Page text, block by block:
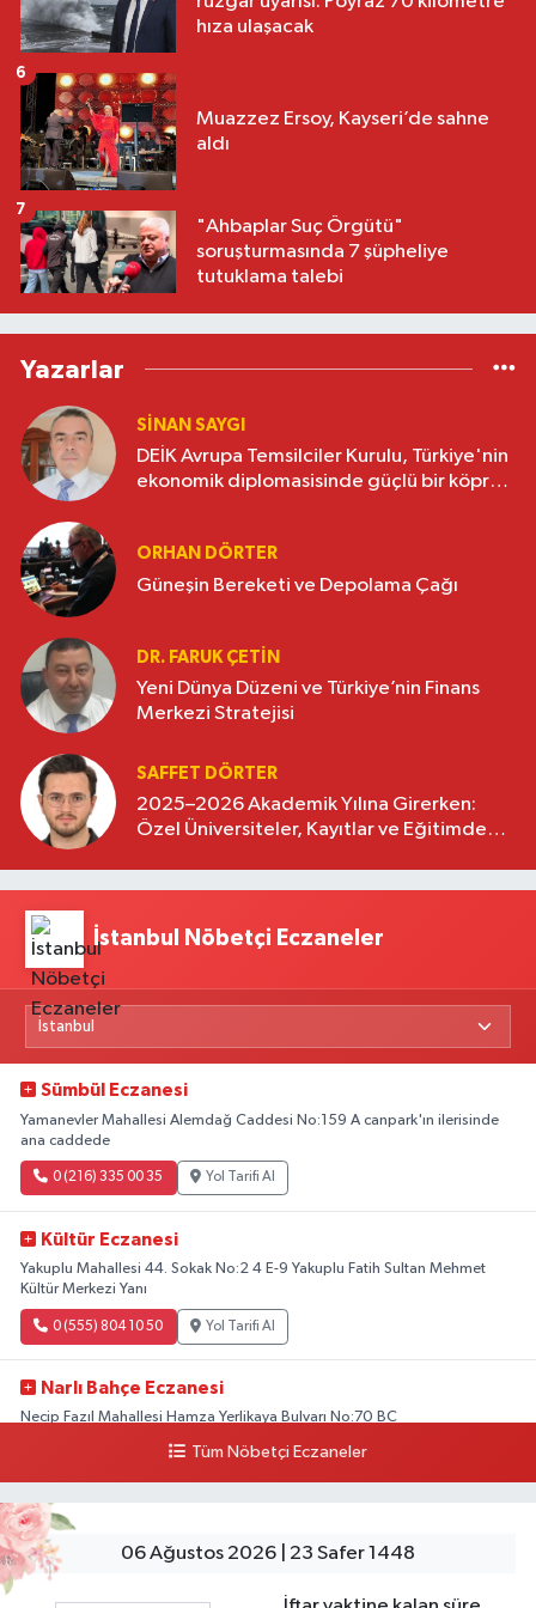
hıza ulaşacak
Muazzez Ersoy, Kayseri’de sahne
aldı
6
"Ahbaplar Suç Örgütü"
soruşturmasında 7 şüpheliye
tutuklama talebi
7
Yazarlar
SINAN SAYGI
DEİK Avrupa Temsilciler Kurulu, Türkiye'nin
ekonomik diplomasisinde güçlü bir köprü
ORHAN DÖRTER
Güneşin Bereketi ve Depolama Çağı
DR. FARUK ÇETİN
Yeni Dünya Düzeni ve Türkiye’nin Finans
Merkezi Stratejisi
SAFFET DÖRTER
2025–2026 Akademik Yılına Girerken:
Özel Üniversiteler, Kayıtlar ve Eğitimde
İstanbul Nöbetçi Eczaneler
Sümbül Eczanesi
Yamanevler Mahallesi Alemdağ Caddesi No:159 A canpark'ın ilerisinde
ana caddede
0 (216) 335 00 35 Yol Tarifi Al
Kültür Eczanesi
Yakuplu Mahallesi 44. Sokak No:2 4 E-9 Yakuplu Fatih Sultan Mehmet
Kültür Merkezi Yanı
0 (555) 804 10 50 Yol Tarifi Al
Narlı Bahçe Eczanesi
Necip Fazıl Mahallesi Hamza Yerlikaya Bulvarı No:70 BC
Yol Tarifi Al
Erenköy Rüzgar Eczanesi
Erenköy Mahallesi Kantarcırıza Sokak No:23 B
Tüm Nöbetçi Eczaneler
06 Ağustos 2026 | 23 Safer 1448